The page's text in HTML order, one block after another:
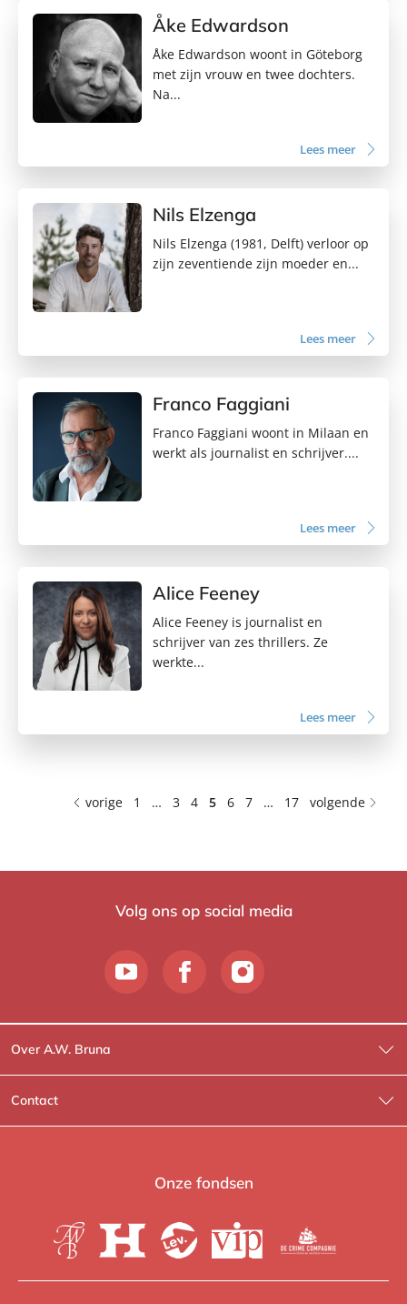
Åke Edwardson
Åke Edwardson woont in Göteborg
met zijn vrouw en twee dochters.
Na...
Lees meer
Nils Elzenga
Nils Elzenga (1981, Delft) verloor op
zijn zeventiende zijn moeder en...
Lees meer
Franco Faggiani
Franco Faggiani woont in Milaan en
werkt als journalist en schrijver....
Lees meer
Alice Feeney
Alice Feeney is journalist en
schrijver van zes thrillers. Ze
werkte...
Lees meer
vorige 1 … 3 4 5 6 7 … 17 volgende
Volg ons op social media
Over A.W. Bruna
Wat wij doen
Wie is Wie?
Heartbeat
Contact
Contactinformatie
Voor de boekhandels
Onze fondsen